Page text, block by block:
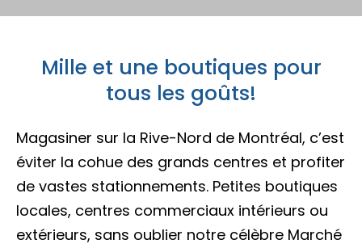
Magasinage et achats locaux
Nature, plein air et activités familiales
Hôtels et motels
Pique-nique et repas pour emporter
Restaurants
Escapades gourmandes
Escapades familiales
Escapades bien-être
MRC d'Argenteuil
MRC de Deux-Montagnes
MRC Thérèse-De Blainville
Blogue
Mille et une boutiques pour
tous les goûts!
Magasiner sur la Rive-Nord de Montréal, c’est
éviter la cohue des grands centres et profiter
de vastes stationnements. Petites boutiques
locales, centres commerciaux intérieurs ou
extérieurs, sans oublier notre célèbre Marché